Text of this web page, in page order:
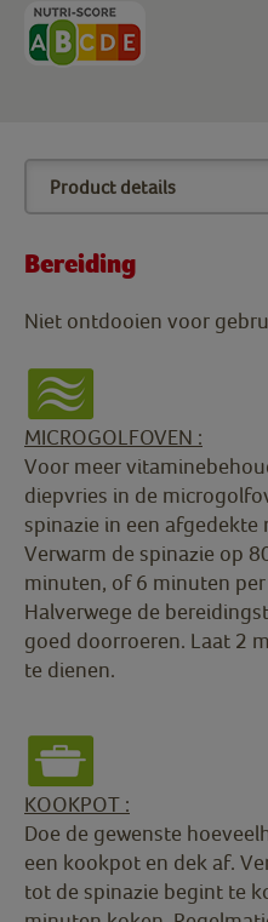
Bereiding
Niet ontdooien voor
MICROGOLFOVEN :
Voor meer
diepvries in de
spinazie in een
Verwarm de spinazie op
minuten, of 6 minuten
Halverwege de
goed doorroeren. Laat 2
te dienen.
KOOKPOT :
Doe de gewenste
een kookpot en dek af.
tot de spinazie begint te